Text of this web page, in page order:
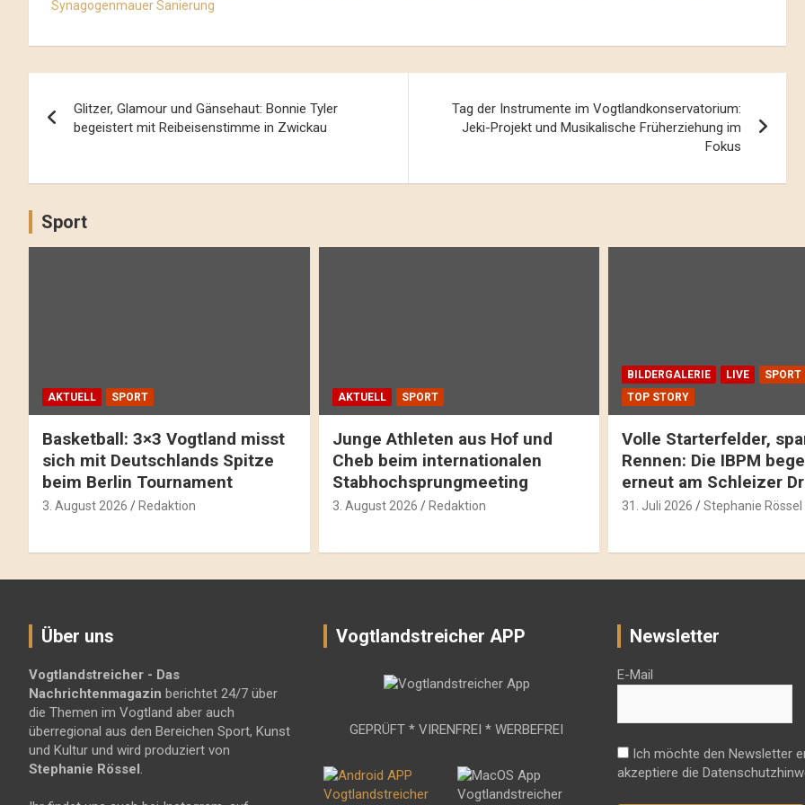
Synagogenmauer Sanierung
Navigation
Glitzer, Glamour und Gänsehaut: Bonnie Tyler
begeistert mit Reibeisenstimme in Zwickau
Tag der Instrumente im Vogtlandkonservatorium:
Jeki-Projekt und Musikalische Früherziehung im
Fokus
Sport
AKTUELL SPORT
Basketball: 3×3 Vogtland misst
sich mit Deutschlands Spitze
beim Berlin Tournament
3. August 2026 Redaktion
AKTUELL SPORT
Junge Athleten aus Hof und
Cheb beim internationalen
Stabhochsprungmeeting
3. August 2026 Redaktion
BILDERGALERIE LIVE
SPORT
TOP STORY
Volle Starterfelder,
Rennen: Die IBPM
erneut am Schleizer
31. Juli 2026 Stephanie Rössel
Über uns
Vogtlandstreicher - Das
Nachrichtenmagazin berichtet 24/7 über
die Themen im Vogtland aber auch
überregional aus den Bereichen Sport, Kunst
und Kultur und wird produziert von
Stephanie Rössel.
Vogtlandstreicher APP
GEPRÜFT * VIRENFREI * WERBEFREI
Newsletter
E-Mail
Ich möchte den Newsletter
akzeptiere die